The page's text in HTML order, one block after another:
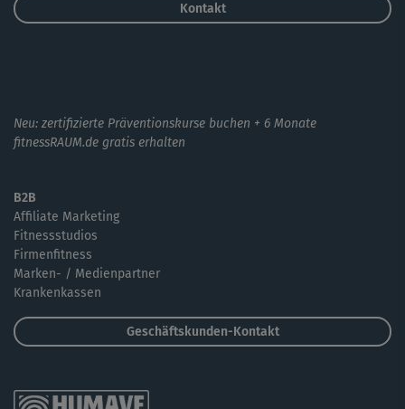
Kontakt
Neu: zertifizierte Präventionskurse buchen + 6 Monate
fitnessRAUM.de gratis erhalten
B2B
Affiliate Marketing
Fitnessstudios
Firmenfitness
Marken- / Medienpartner
Krankenkassen
Geschäftskunden-Kontakt